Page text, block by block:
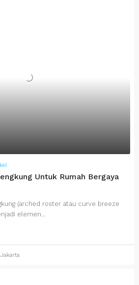
Untuk Rumah Bergaya
(arched roster atau curve breeze
elemen...